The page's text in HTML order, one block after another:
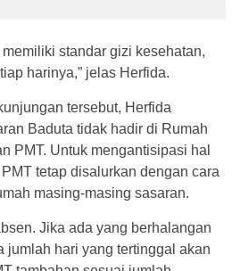
standar gizi kesehatan,
harinya,” jelas Herfida.
tersebut, Herfida
Baduta tidak hadir di Rumah
PMT. Untuk mengantisipasi hal
tetap disalurkan dengan cara
masing-masing sasaran.
Jika ada yang berhalangan
jumlah hari yang tertinggal akan